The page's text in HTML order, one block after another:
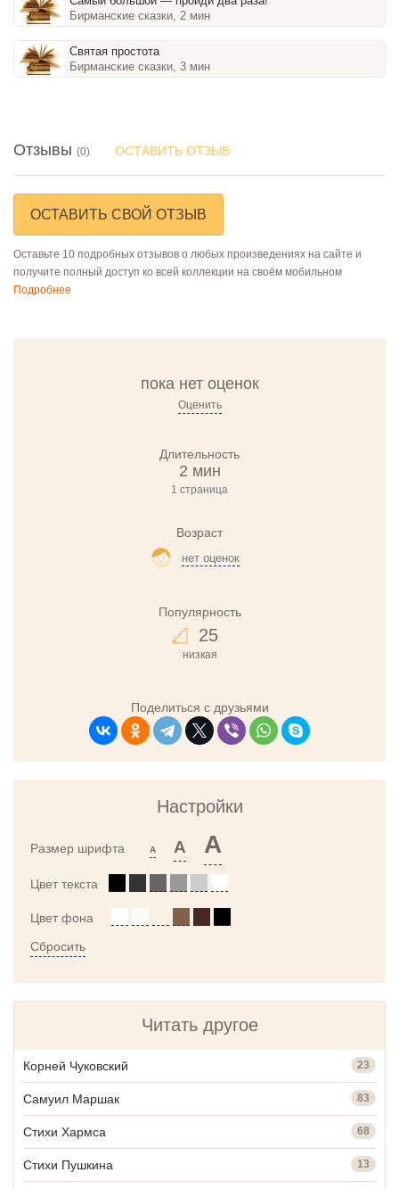
Бирманские сказки, 2 мин
Святая простота
Бирманские сказки, 3 мин
Отзывы (0) ОСТАВИТЬ ОТЗЫВ
ОСТАВИТЬ СВОЙ ОТЗЫВ
Оставьте 10 подробных отзывов о любых произведениях на сайте и
получите полный доступ ко всей коллекции на своём мобильном
Подробнее
пока нет оценок
Оценить
Длительность
2 мин
1 страница
Возраст
нет оценок
Популярность
25
низкая
Поделиться с друзьями
Настройки
Размер шрифта A A A
Цвет текста
Цвет фона
Сбросить
Читать другое
Корней Чуковский 23
Самуил Маршак 83
Стихи Хармса 68
Стихи Пушкина 13